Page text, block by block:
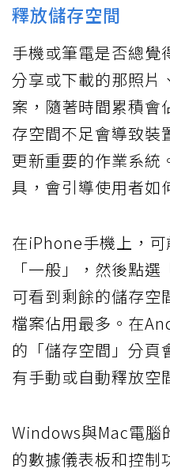
釋放儲存空間
手機或筆電是否總覺
分享或下載的那照片
案，隨著時間累積會
存空間不足會導致裝
更新重要的作業系統
具，會引導使用者如
在iPhone手機上，
「一般」，然後點
可看到剩餘的儲存空
檔案佔用最多。在
的「儲存空間」分頁
有手動或自動釋放空
Windows與Mac電腦
的數據儀表板和控制